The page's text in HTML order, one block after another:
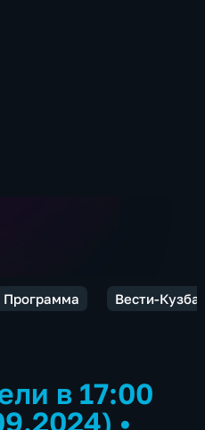
Программа Вести-
в 17:00
•